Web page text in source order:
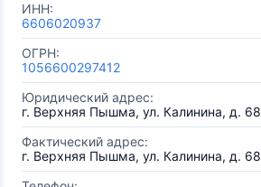
ИНН:
6606020937
ОГРН:
1056600297412
Юридический адрес:
г. Верхняя Пышма, ул. Калинина, д. 68
Фактический адрес:
г. Верхняя Пышма, ул. Калинина, д. 68